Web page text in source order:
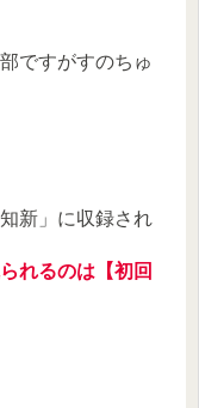
ですがすのちゅ
新」に収録され
れるのは【初回